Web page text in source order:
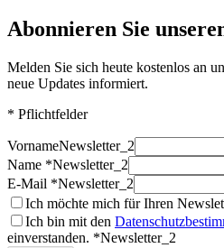
Abonnieren Sie
Melden Sie sich heute kostenlos an
neue Updates informiert.
* Pflichtfelder
VornameNewsletter_2
Name *Newsletter_2
E-Mail *Newsletter_2
Ich möchte mich für Ihren
Ich bin mit den
einverstanden. *Newsletter_2